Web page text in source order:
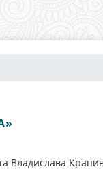
Владислава